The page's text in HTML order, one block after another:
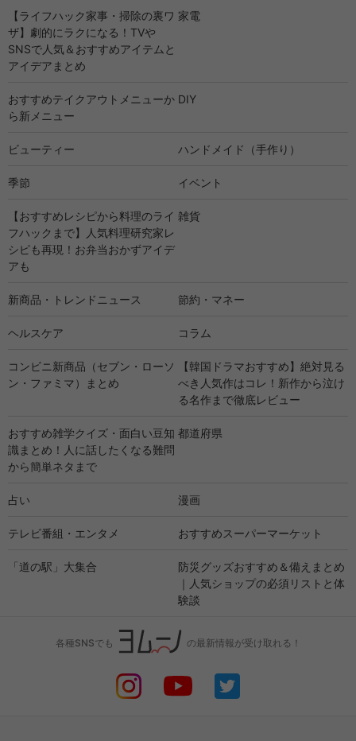
【ライフハック家事・掃除の裏ワ
ザ】劇的にラクになる！TVや
SNSで人気＆おすすめアイテムと
アイデアまとめ
家電
おすすめテイクアウトメニューか
ら新メニュー
DIY
ビューティー ハンドメイド（手作り）
季節 イベント
【おすすめレシピから料理のライ
フハックまで】人気料理研究家レ
シピも再現！お弁当おかずアイデ
アも
雑貨
新商品・トレンドニュース 節約・マネー
ヘルスケア コラム
コンビニ新商品（セブン・ローソ
ン・ファミマ）まとめ
【韓国ドラマおすすめ】絶対見る
べき人気作はコレ！新作から泣け
る名作まで徹底レビュー
おすすめ雑学クイズ・面白い豆知
識まとめ！人に話したくなる難問
から簡単ネタまで
都道府県
占い 漫画
テレビ番組・エンタメ おすすめスーパーマーケット
「道の駅」大集合
防災グッズおすすめ＆備えまとめ
｜人気ショップの必須リストと体
験談
各種SNSでも の最新情報が受け取れる！